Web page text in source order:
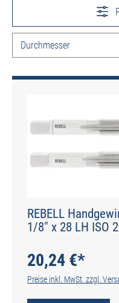
REBELL
1/8" x 28 LH ISO
20,24 €*
Preise inkl. MwSt. zzgl.